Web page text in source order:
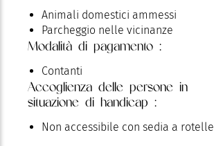
Animali domestici ammessi
Parcheggio nelle vicinanze
Modalità di pagamento :
Contanti
Accoglienza delle persone in
situazione di handicap :
Non accessibile con sedia a rotelle